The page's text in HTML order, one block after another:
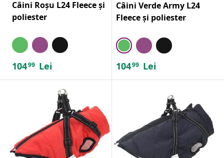
Câini Roșu L24 Fleece și
poliester
10499 Lei
Câini Verde Army L24
Fleece și poliester
10499 Lei